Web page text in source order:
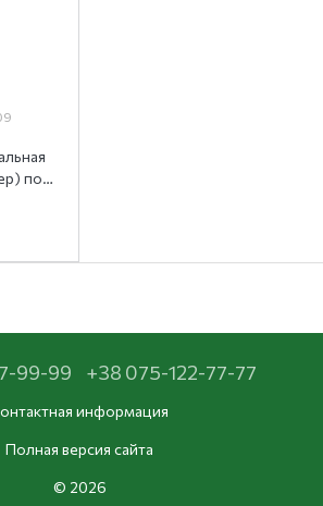
по
99-99 +38 075-122-77-77
информация
Полная версия сайта
© 2026